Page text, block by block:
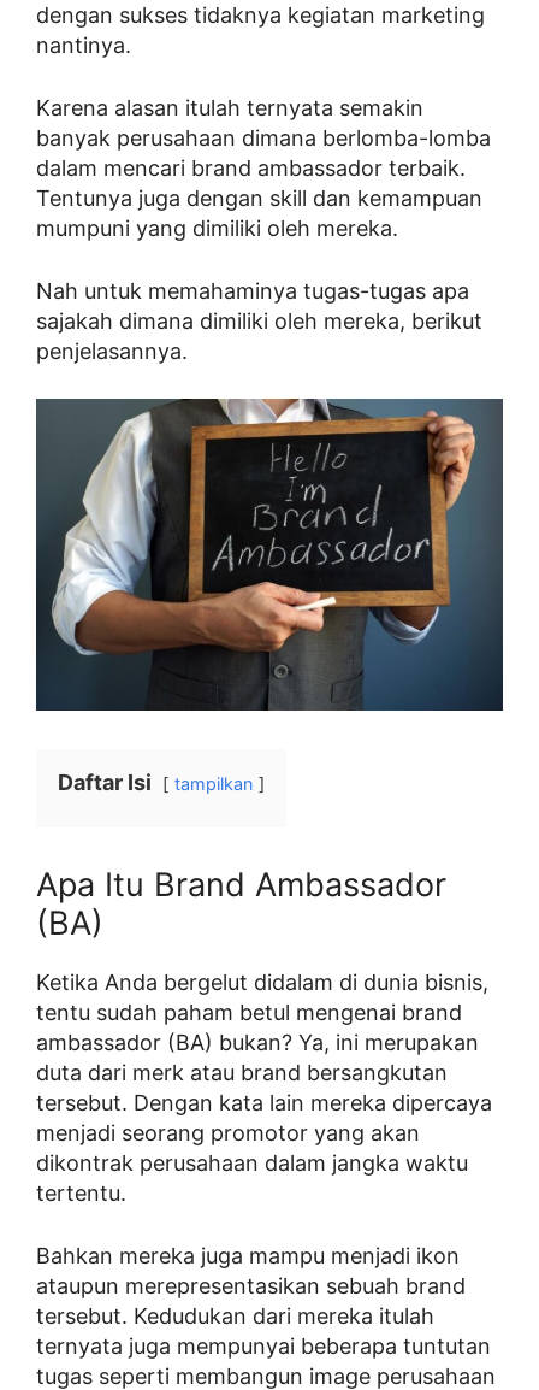
dengan sukses tidaknya kegiatan marketing
nantinya.
Karena alasan itulah ternyata semakin
banyak perusahaan dimana berlomba-lomba
dalam mencari brand ambassador terbaik.
Tentunya juga dengan skill dan kemampuan
mumpuni yang dimiliki oleh mereka.
Nah untuk memahaminya tugas-tugas apa
sajakah dimana dimiliki oleh mereka, berikut
penjelasannya.
Daftar Isi tampilkan
Apa Itu Brand Ambassador
(BA)
Ketika Anda bergelut didalam di dunia bisnis,
tentu sudah paham betul mengenai brand
ambassador (BA) bukan? Ya, ini merupakan
duta dari merk atau brand bersangkutan
tersebut. Dengan kata lain mereka dipercaya
menjadi seorang promotor yang akan
dikontrak perusahaan dalam jangka waktu
tertentu.
Bahkan mereka juga mampu menjadi ikon
ataupun merepresentasikan sebuah brand
tersebut. Kedudukan dari mereka itulah
ternyata juga mempunyai beberapa tuntutan
tugas seperti membangun image perusahaan